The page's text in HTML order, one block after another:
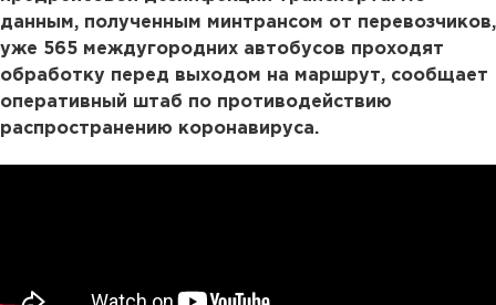
данным, полученным минтрансом от перевозчиков,
уже 565 междугородних автобусов проходят
обработку перед выходом на маршрут, сообщает
оперативный штаб по противодействию
распространению коронавируса.